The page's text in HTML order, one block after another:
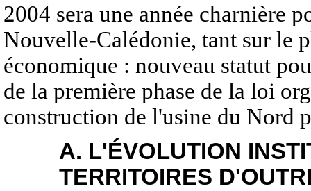
2004 sera une année charnière
Nouvelle-Calédonie, tant sur le
économique : nouveau statut
de la première phase de la loi
construction de l'usine du Nord
A. L'ÉVOLUTION
TERRITOIRES